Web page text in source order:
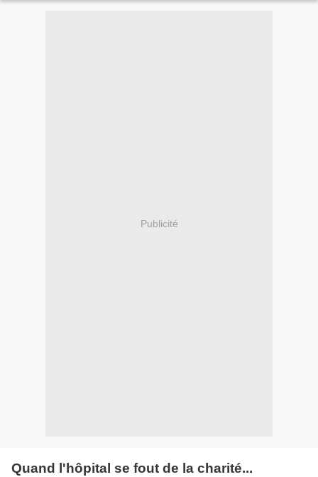
Publicité
Quand l'hôpital se fout de la charité...